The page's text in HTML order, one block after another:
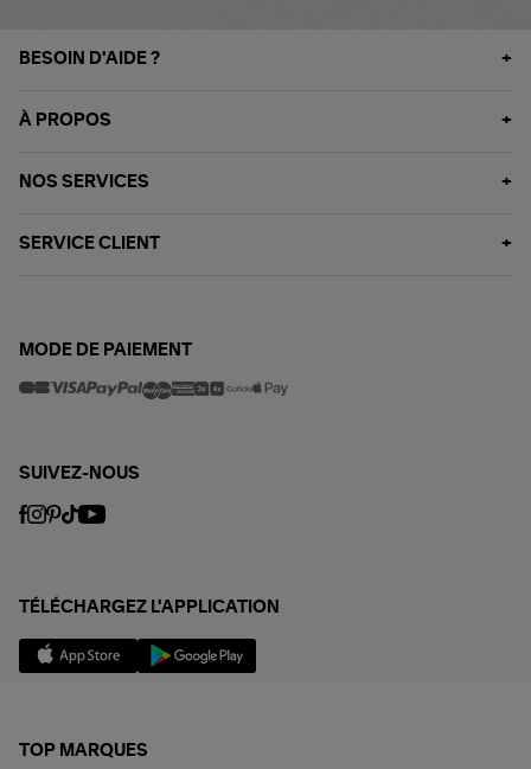
BESOIN D'AIDE ?
À PROPOS
NOS SERVICES
SERVICE CLIENT
MODE DE PAIEMENT
SUIVEZ-NOUS
TÉLÉCHARGEZ L'APPLICATION
TOP MARQUES